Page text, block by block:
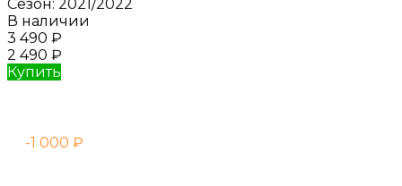
Сезон: 2021/2022
В наличии
3 490 ₽
2 490 ₽
Купить
-1 000 ₽